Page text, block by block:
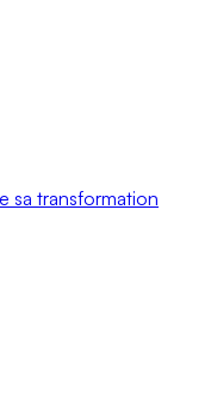
sa transformation